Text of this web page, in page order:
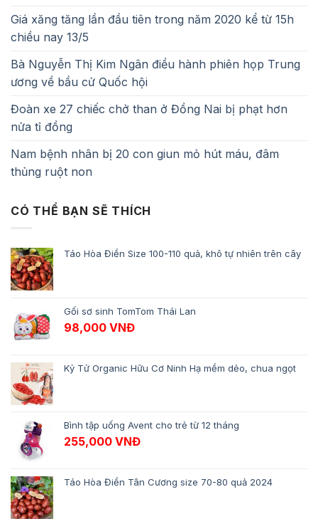
Giá xăng tăng lần đầu tiên trong năm 2020 kể từ 15h
chiều nay 13/5
Bà Nguyễn Thị Kim Ngân điều hành phiên họp Trung
ương về bầu cử Quốc hội
Đoàn xe 27 chiếc chở than ở Đồng Nai bị phạt hơn
nửa tỉ đồng
Nam bệnh nhân bị 20 con giun mỏ hút máu, đâm
thủng ruột non
CÓ THỂ BẠN SẼ THÍCH
Táo Hòa Điền Size 100-110 quả, khô tự nhiên trên cây
Gối sơ sinh TomTom Thái Lan
98,000 VNĐ
Kỷ Tử Organic Hữu Cơ Ninh Hạ mềm dẻo, chua ngọt
Bình tập uống Avent cho trẻ từ 12 tháng
255,000 VNĐ
Táo Hòa Điền Tân Cương size 70-80 quả 2024